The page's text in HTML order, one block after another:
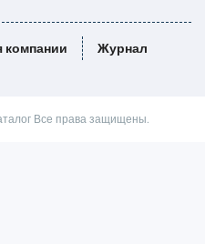
компании Журнал
Все права защищены.